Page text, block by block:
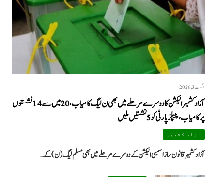
اگست 3, 2026
آزاد کشمیر الیکشن کا دوسرے مرحلے میں بھی ن لیگ کامیاب، 20 میں سے 14 نشستوں
پر کامیاب، پیپلزپارٹی کو 5 نشستیں ملیں
آزاد کشمیر
آزاد کشمیر قانون ساز اسمبلی الیکشن کے دوسرے مرحلے میں بھی مسلم لیگ (ن) کے…